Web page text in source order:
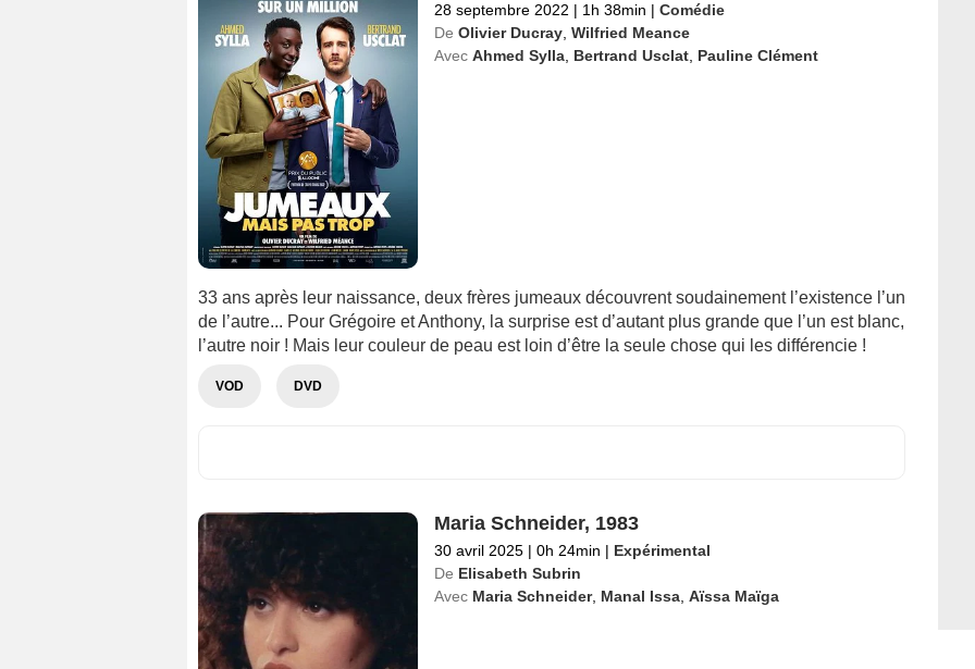
28 septembre 2022 | 1h 38min | Comédie
De Olivier Ducray, Wilfried Meance
Avec Ahmed Sylla, Bertrand Usclat, Pauline Clément
33 ans après leur naissance, deux frères jumeaux découvrent soudainement l’existence l’un
de l’autre... Pour Grégoire et Anthony, la surprise est d’autant plus grande que l’un est blanc,
l’autre noir ! Mais leur couleur de peau est loin d’être la seule chose qui les différencie !
VOD DVD
Maria Schneider, 1983
30 avril 2025 | 0h 24min | Expérimental
De Elisabeth Subrin
Avec Maria Schneider, Manal Issa, Aïssa Maïga